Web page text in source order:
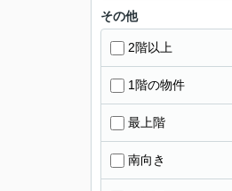
その他
2階以上
1階の物件
最上階
南向き